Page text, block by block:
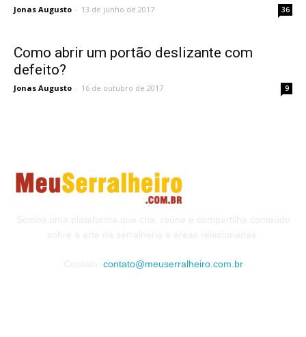
Jonas Augusto - 13 de junho de 2017 36
Como abrir um portão deslizante com
defeito?
Jonas Augusto - 16 de outubro de 2017 9
contato@meuserralheiro.com.br